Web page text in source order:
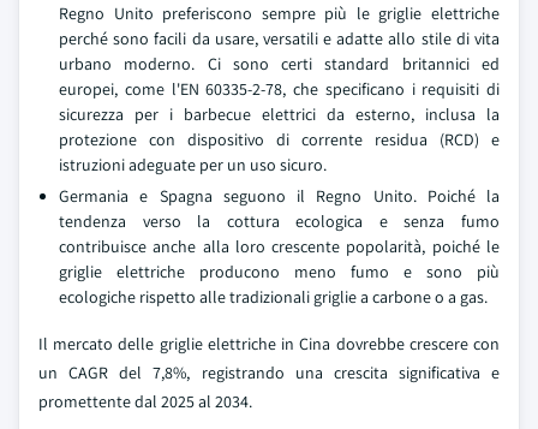
Regno Unito preferiscono sempre più le griglie elettriche
perché sono facili da usare, versatili e adatte allo stile di vita
urbano moderno. Ci sono certi standard britannici ed
europei, come l'EN 60335-2-78, che specificano i requisiti di
sicurezza per i barbecue elettrici da esterno, inclusa la
protezione con dispositivo di corrente residua (RCD) e
istruzioni adeguate per un uso sicuro.
Germania e Spagna seguono il Regno Unito. Poiché la
tendenza verso la cottura ecologica e senza fumo
contribuisce anche alla loro crescente popolarità, poiché le
griglie elettriche producono meno fumo e sono più
ecologiche rispetto alle tradizionali griglie a carbone o a gas.
Il mercato delle griglie elettriche in Cina dovrebbe crescere con
un CAGR del 7,8%, registrando una crescita significativa e
promettente dal 2025 al 2034.